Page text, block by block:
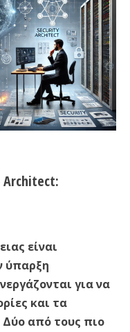
Architect:
είναι
ύπαρξη
για να
και τα
Δύο από τους πιο